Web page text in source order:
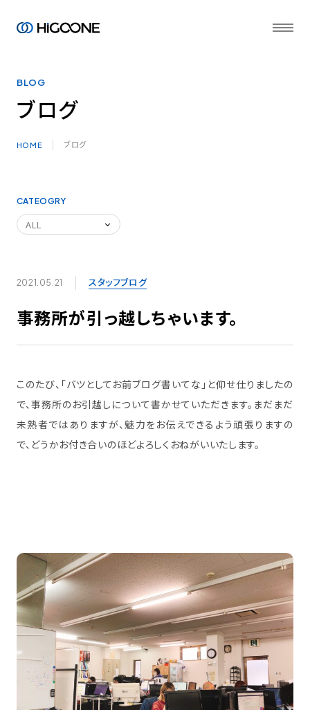
ブログ
BLOG
HOME ブログ
CATEOGRY
2021.05.21 スタッフブログ
事務所が引っ越しちゃいます。
このたび、「バツとしてお前ブログ書いてな」と仰せ仕りましたの
で、事務所のお引越しについて書かせていただきます。まだまだ
未熟者ではありますが、魅力をお伝えできるよう頑張りますの
で、どうかお付き合いのほどよろしくおねがいいたします。